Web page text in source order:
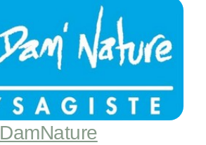
DamNature